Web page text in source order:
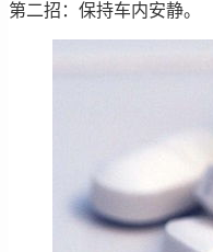
第二招：保持车内安静。